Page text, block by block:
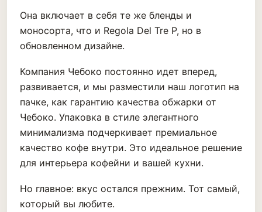
Она включает в себя те же бленды и
моносорта, что и Regola Del Tre P, но в
обновленном дизайне.
Компания Чебоко постоянно идет вперед,
развивается, и мы разместили наш логотип на
пачке, как гарантию качества обжарки от
Чебоко. Упаковка в стиле элегантного
минимализма подчеркивает премиальное
качество кофе внутри. Это идеальное решение
для интерьера кофейни и вашей кухни.
Но главное: вкус остался прежним. Тот самый,
который вы любите.